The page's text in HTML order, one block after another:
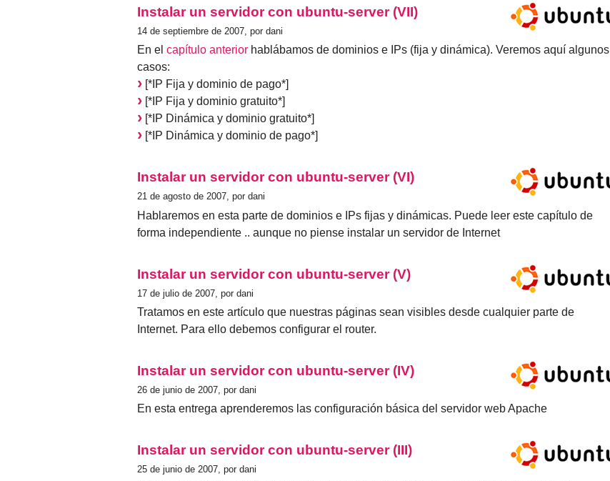
Instalar un servidor con ubuntu-server (VII)
14 de septiembre de 2007, por dani
En el capítulo anterior hablábamos de dominios e IPs (fija y dinámica). Veremos aquí algunos
casos:
[*IP Fija y dominio de pago*]
[*IP Fija y dominio gratuito*]
[*IP Dinámica y dominio gratuito*]
[*IP Dinámica y dominio de pago*]
Instalar un servidor con ubuntu-server (VI)
21 de agosto de 2007, por dani
Hablaremos en esta parte de dominios e IPs fijas y dinámicas. Puede leer este capítulo de
forma independiente .. aunque no piense instalar un servidor de Internet
Instalar un servidor con ubuntu-server (V)
17 de julio de 2007, por dani
Tratamos en este artículo que nuestras páginas sean visibles desde cualquier parte de
Internet. Para ello debemos configurar el router.
Instalar un servidor con ubuntu-server (IV)
26 de junio de 2007, por dani
En esta entrega aprenderemos las configuración básica del servidor web Apache
Instalar un servidor con ubuntu-server (III)
25 de junio de 2007, por dani